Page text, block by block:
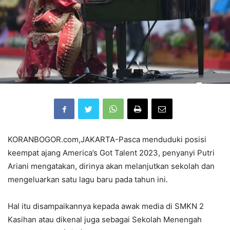
KORANBOGOR.com,JAKARTA-Pasca menduduki posisi
keempat ajang America’s Got Talent 2023, penyanyi Putri
Ariani mengatakan, dirinya akan melanjutkan sekolah dan
mengeluarkan satu lagu baru pada tahun ini.
Hal itu disampaikannya kepada awak media di SMKN 2
Kasihan atau dikenal juga sebagai Sekolah Menengah